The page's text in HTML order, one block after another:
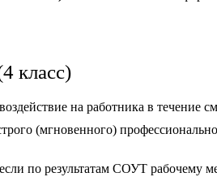
класс)
на работника в течение
(мгновенного)
по результатам СОУТ рабочему